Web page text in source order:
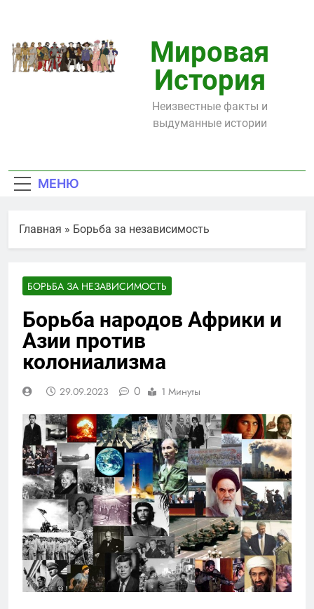
содержимому
Мировая
История
Неизвестные факты и
выдуманные истории
МЕНЮ
Главная » Борьба за независимость
БОРЬБА ЗА НЕЗАВИСИМОСТЬ
Борьба народов Африки и
Азии против
колониализма
29.09.2023 0 1 Минуты